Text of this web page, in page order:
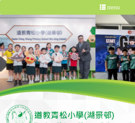
menu